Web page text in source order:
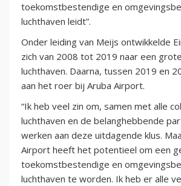
toekomstbestendige en
luchthaven leidt”.
Onder leiding van Meijs ontwikkelde
zich van 2008 tot 2019 naar een
luchthaven. Daarna, tussen 2019 en
aan het roer bij Aruba Airport.
“Ik heb veel zin om, samen met alle
luchthaven en de belanghebbende
werken aan deze uitdagende klus.
Airport heeft het potentieel om een
toekomstbestendige en
luchthaven te worden. Ik heb er alle